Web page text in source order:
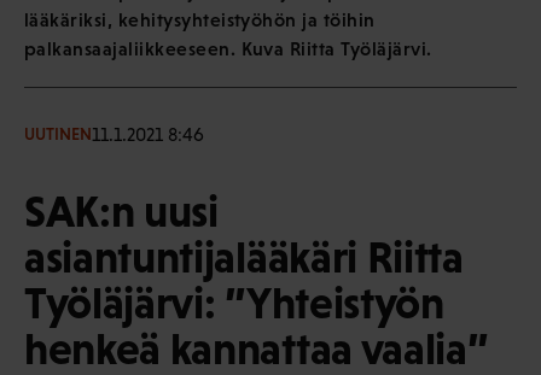
lääkäriksi, kehitysyhteistyöhön ja töihin
palkansaajaliikkeeseen. Kuva Riitta Työläjärvi.
UUTINEN11.1.2021 8:46
SAK:n uusi
asiantuntijalääkäri Riitta
Työläjärvi: ”Yhteistyön
henkeä kannattaa vaalia”